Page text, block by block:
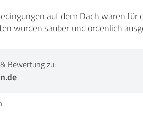
auf dem Dach waren
wurden sauber und ordenlich
Bewertung zu: